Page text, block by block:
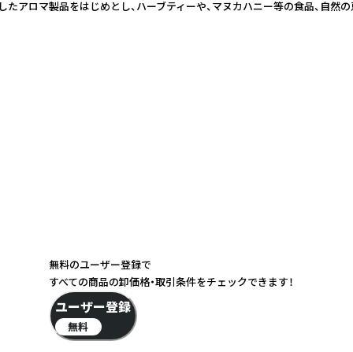
たアロマ製品をはじめとし、ハーブティーや、マヌカハニー等の食品、自然
無料のユーザー登録で
すべての商品の卸価格・取引条件をチェックできます！
ユーザー登録
無料